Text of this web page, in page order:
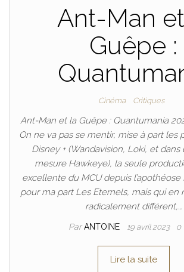
Ant-Man
Guêpe :
Cinéma Critiques
Ant-Man et la Guêpe : Quantumania
On ne va pas se mentir, mise à part les
Disney + (Wandavision, Loki, et
mesure Hawkeye), la seule
excellente du MCU depuis l’apothéose
pour ma part Les Eternels, mais qui en
radicalement différent,…
ParANTOINE 19 avril 2023 0
Lire la suite